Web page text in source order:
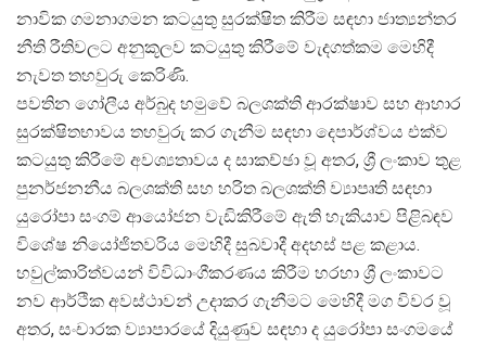
නාවික ගමනාගමන කටයුතු සුරක්ෂිත කිරීම සඳහා ජාත්යන්තර
නීති රීතිවලට අනුකූලව කටයුතු කිරීමේ වැදගත්කම මෙහිදී
නැවත තහවුරු කෙරිණි.
පවතින ගෝලීය අර්බුද හමුවේ බලශක්ති ආරක්ෂාව සහ ආහාර
සුරක්ෂිතභාවය තහවුරු කර ගැනීම සඳහා දෙපාර්ශ්වය එක්ව
කටයුතු කිරීමේ අවශ්යතාවය ද සාකච්ඡා වූ අතර, ශ් රී ලංකාව තුළ
පුනර්ජනනීය බලශක්ති සහ හරිත බලශක්ති ව්යාපෘති සඳහා
යුරෝපා සංගම් ආයෝජන වැඩිකිරීමේ ඇති හැකියාව පිළිබඳව
විශේෂ නියෝජිතවරිය මෙහිදී සුබවාදී අදහස් පළ කළාය.
හවුල්කාරිත්වයන් විවිධාංගීකරණය කිරීම හරහා ශ් රී ලංකාවට
නව ආර්ථික අවස්ථාවන් උදාකර ගැනීමට මෙහිදී මග විවර වූ
අතර, සංචාරක ව්යාපාරයේ දියුණුව සඳහා ද යුරෝපා සංගමයේ